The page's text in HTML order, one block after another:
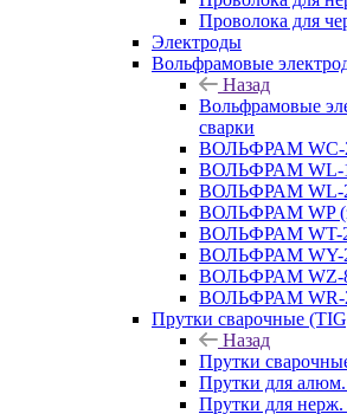
Проволока для
Электроды
Вольфрамовые
Назад
Вольфрамовые
сварки
ВОЛЬФРАМ WC-
ВОЛЬФРАМ WL-
ВОЛЬФРАМ WL-
ВОЛЬФРАМ WP
ВОЛЬФРАМ WT-
ВОЛЬФРАМ WY-
ВОЛЬФРАМ WZ-
ВОЛЬФРАМ WR-
Прутки сварочные
Назад
Прутки
Прутки для алюм.
Прутки для нерж.